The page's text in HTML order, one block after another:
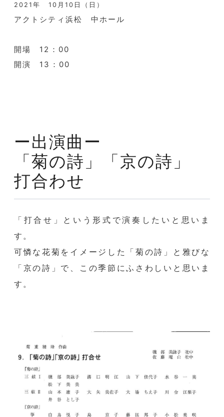
2021年 10月10日（日）
アクトシティ浜松 中ホール
開場 12：00
開演 13：00
ー出演曲ー
「菊の詩」「京の詩」
打合わせ
「打合せ」という形式で演奏したいと思いま
す。
可憐な花菊をイメージした「菊の詩」と雅びな
「京の詩」で、この季節にふさわしいと思いま
す。